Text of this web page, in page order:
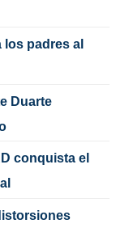
los padres al
Duarte
conquista el